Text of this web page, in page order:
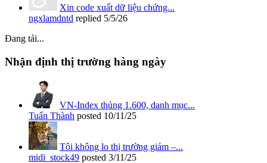
Xin code xuất dữ liệu chứng...
ngxlamdntd replied 5/5/26
Đang tải...
Nhận định thị trường hàng ngày
VN-Index thủng 1.600, danh mục...
Tuấn Thành posted 10/11/25
Tôi không lo thị trường giảm –...
midi_stock49 posted 3/11/25